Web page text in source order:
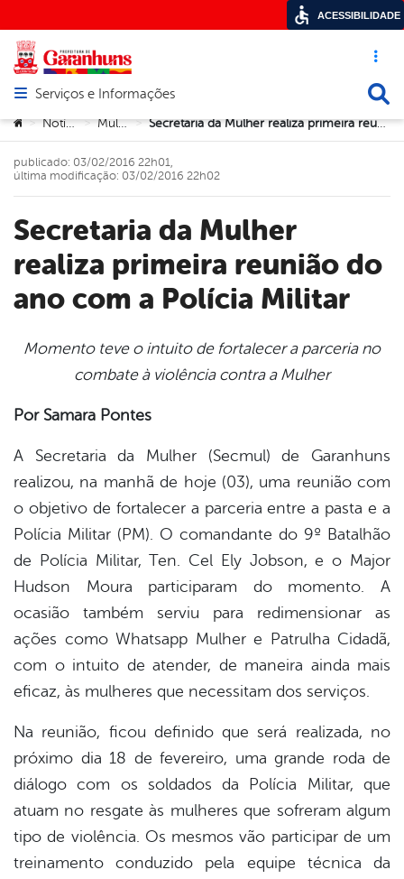
Acesso
Abrir menu principal de navegação
Serviços e Informações
Você está aqui:
> Notícias > Mulher > Secretaria da Mulher realiza primeira reunião do ano com a Polícia Militar
Secretaria da Mulher
realiza primeira reunião do
ano com a Polícia Militar
publicado: 03/02/2016 22h01,
última modificação: 03/02/2016 22h02
Momento teve o intuito de fortalecer a parceria no
combate à violência contra a Mulher
Por Samara Pontes
A Secretaria da Mulher (Secmul) de Garanhuns
realizou, na manhã de hoje (03), uma reunião com
o objetivo de fortalecer a parceria entre a pasta e a
Polícia Militar (PM). O comandante do 9º Batalhão
de Polícia Militar, Ten. Cel Ely Jobson, e o Major
Hudson Moura participaram do momento. A
ocasião também serviu para redimensionar as
ações como Whatsapp Mulher e Patrulha Cidadã,
com o intuito de atender, de maneira ainda mais
eficaz, às mulheres que necessitam dos serviços.
Na reunião, ficou definido que será realizada, no
próximo dia 18 de fevereiro, uma grande roda de
diálogo com os soldados da Polícia Militar, que
atuam no resgate às mulheres que sofreram algum
tipo de violência. Os mesmos vão participar de um
treinamento conduzido pela equipe técnica da
ACESSIBILIDADE